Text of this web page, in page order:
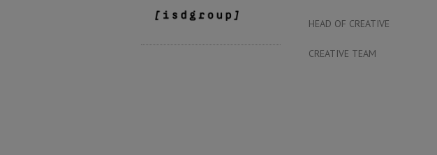
HEAD OF CREATIVE
CREATIVE TEAM